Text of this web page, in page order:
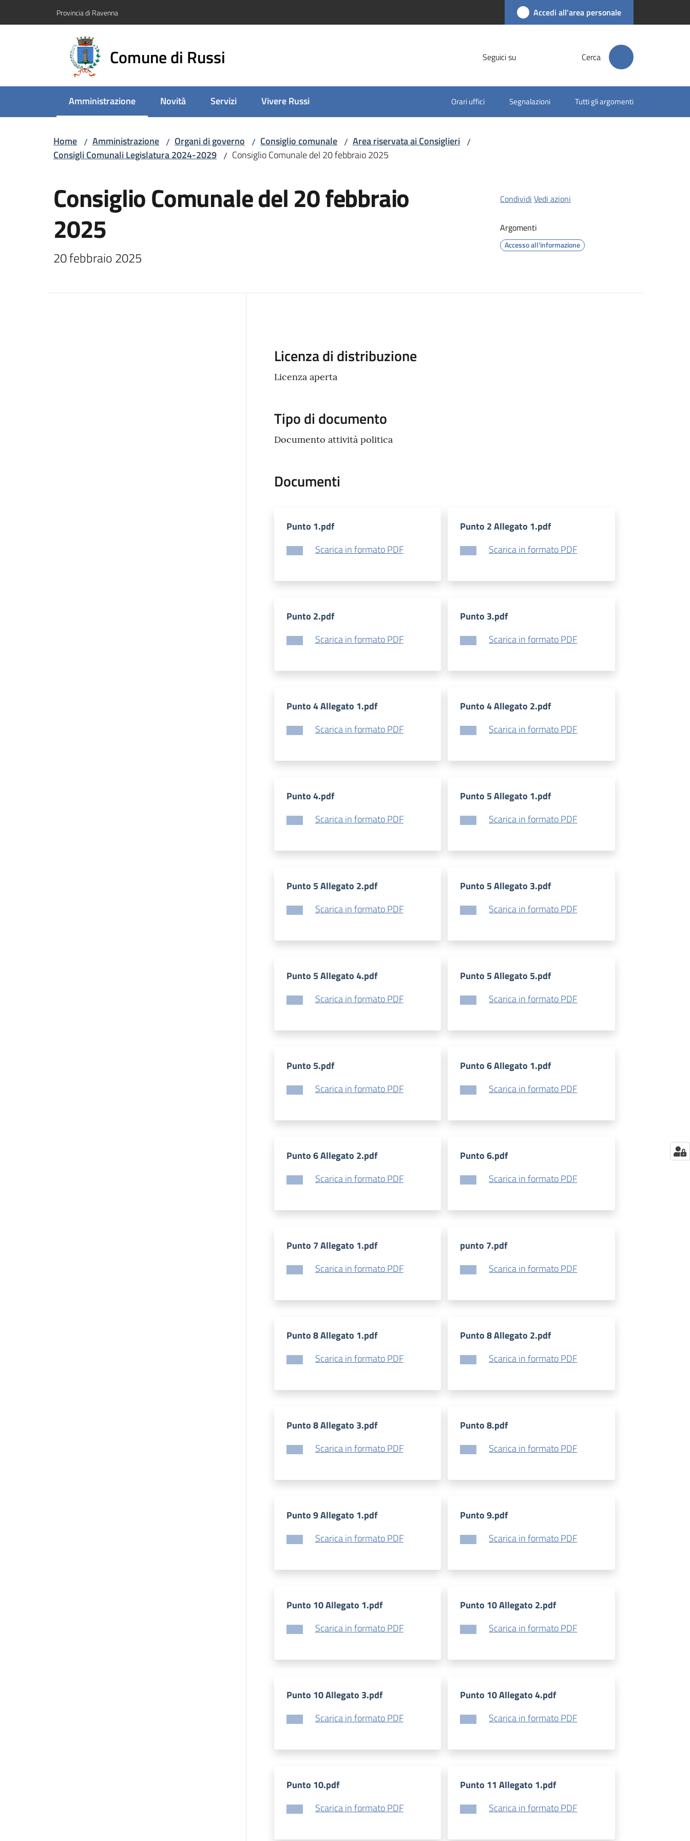
Provincia di Ravenna Accedi all'area personale
Comune di Russi Seguici su Cerca
Amministrazione
Menu selezionato Novità Servizi Vivere Russi Orari uffici Segnalazioni Tutti gli argomenti
Home / Amministrazione / Organi di governo / Consiglio comunale / Area riservata ai Consiglieri /
Consigli Comunali Legislatura 2024-2029 / Consiglio Comunale del 20 febbraio 2025
Consiglio Comunale del 20 febbraio
2025
20 febbraio 2025
Condividi Vedi azioni
Argomenti
Accesso all'informazione
Descrizione
Licenza di distribuzione
Licenza aperta
Tipo di documento
Documento attività politica
Documenti
Punto 1.pdf
Scarica in formato PDF
Punto 2 Allegato 1.pdf
Scarica in formato PDF
Punto 2.pdf
Scarica in formato PDF
Punto 3.pdf
Scarica in formato PDF
Punto 4 Allegato 1.pdf
Scarica in formato PDF
Punto 4 Allegato 2.pdf
Scarica in formato PDF
Punto 4.pdf
Scarica in formato PDF
Punto 5 Allegato 1.pdf
Scarica in formato PDF
Punto 5 Allegato 2.pdf
Scarica in formato PDF
Punto 5 Allegato 3.pdf
Scarica in formato PDF
Punto 5 Allegato 4.pdf
Scarica in formato PDF
Punto 5 Allegato 5.pdf
Scarica in formato PDF
Punto 5.pdf
Scarica in formato PDF
Punto 6 Allegato 1.pdf
Scarica in formato PDF
Punto 6 Allegato 2.pdf
Scarica in formato PDF
Punto 6.pdf
Scarica in formato PDF
Punto 7 Allegato 1.pdf
Scarica in formato PDF
punto 7.pdf
Scarica in formato PDF
Punto 8 Allegato 1.pdf
Scarica in formato PDF
Punto 8 Allegato 2.pdf
Scarica in formato PDF
Punto 8 Allegato 3.pdf
Scarica in formato PDF
Punto 8.pdf
Scarica in formato PDF
Punto 9 Allegato 1.pdf
Scarica in formato PDF
Punto 9.pdf
Scarica in formato PDF
Punto 10 Allegato 1.pdf
Scarica in formato PDF
Punto 10 Allegato 2.pdf
Scarica in formato PDF
Punto 10 Allegato 3.pdf
Scarica in formato PDF
Punto 10 Allegato 4.pdf
Scarica in formato PDF
Punto 10.pdf
Scarica in formato PDF
Punto 11 Allegato 1.pdf
Scarica in formato PDF